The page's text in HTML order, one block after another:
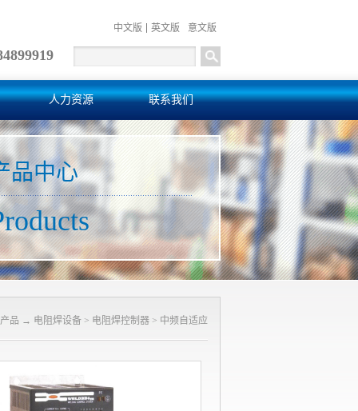
中文版 英文版 意文版
人力资源 联系我们
品中心
品 → 电阻焊设备 > 电阻焊控制器 > 中频自适应